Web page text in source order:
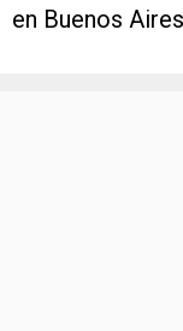
en Buenos